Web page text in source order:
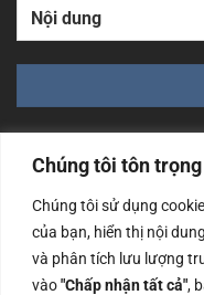
Chúng tôi tôn
Chúng tôi sử dụng
của bạn, hiển thị nội
và phân tích lưu lượng
vào"Chấp nhận tất cả",
Công ty TNHH Nam
cấp ngày 14/06/2019
Nội